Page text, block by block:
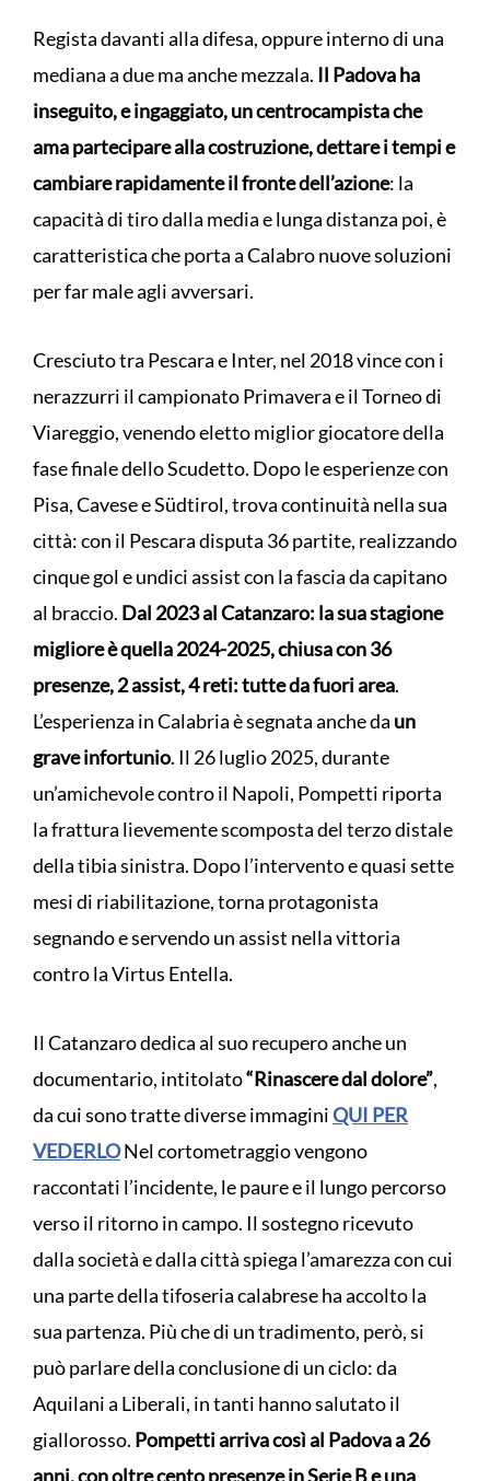
Regista davanti alla difesa, oppure interno di una
mediana a due ma anche mezzala. Il Padova ha
inseguito, e ingaggiato, un centrocampista che
ama partecipare alla costruzione, dettare i tempi e
cambiare rapidamente il fronte dell’azione: la
capacità di tiro dalla media e lunga distanza poi, è
caratteristica che porta a Calabro nuove soluzioni
per far male agli avversari.
Cresciuto tra Pescara e Inter, nel 2018 vince con i
nerazzurri il campionato Primavera e il Torneo di
Viareggio, venendo eletto miglior giocatore della
fase finale dello Scudetto. Dopo le esperienze con
Pisa, Cavese e Südtirol, trova continuità nella sua
città: con il Pescara disputa 36 partite, realizzando
cinque gol e undici assist con la fascia da capitano
al braccio. Dal 2023 al Catanzaro: la sua stagione
migliore è quella 2024-2025, chiusa con 36
presenze, 2 assist, 4 reti: tutte da fuori area.
L’esperienza in Calabria è segnata anche da un
grave infortunio. Il 26 luglio 2025, durante
un’amichevole contro il Napoli, Pompetti riporta
la frattura lievemente scomposta del terzo distale
della tibia sinistra. Dopo l’intervento e quasi sette
mesi di riabilitazione, torna protagonista
segnando e servendo un assist nella vittoria
contro la Virtus Entella.
Il Catanzaro dedica al suo recupero anche un
documentario, intitolato“Rinascere dal dolore”,
da cui sono tratte diverse immaginiQUI PER
VEDERLONel cortometraggio vengono
raccontati l’incidente, le paure e il lungo percorso
verso il ritorno in campo. Il sostegno ricevuto
dalla società e dalla città spiega l’amarezza con cui
una parte della tifoseria calabrese ha accolto la
sua partenza. Più che di un tradimento, però, si
può parlare della conclusione di un ciclo: da
Aquilani a Liberali, in tanti hanno salutato il
giallorosso. Pompetti arriva così al Padova a 26
anni, con oltre cento presenze in Serie B e una